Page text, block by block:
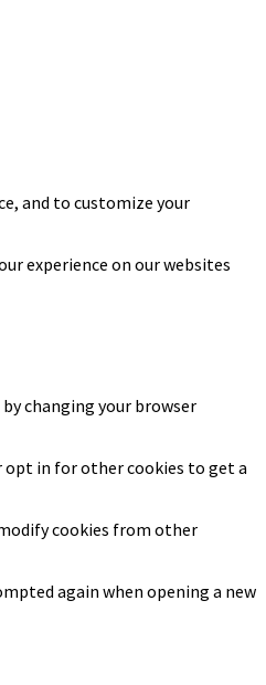
and to customize your
experience on our websites
changing your browser
opt in for other cookies to get a
cookies from other
again when opening a new